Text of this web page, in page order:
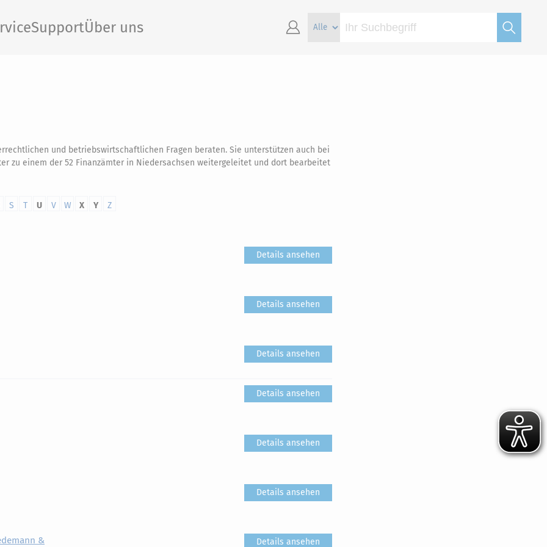
SupportÜber uns
und betriebswirtschaftlichen Fragen beraten. Sie unterstützen auch bei
zu einem der 52 Finanzämter in Niedersachsen weitergeleitet und dort bearbeitet
S T U V W X Y Z
Details ansehen
Details ansehen
Details ansehen
Details ansehen
Details ansehen
Details ansehen
&
Details ansehen